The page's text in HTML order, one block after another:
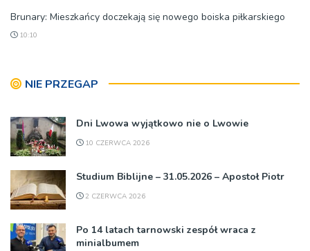
Brunary: Mieszkańcy doczekają się nowego boiska piłkarskiego
10:10
NIE PRZEGAP
Dni Lwowa wyjątkowo nie o Lwowie
10 CZERWCA 2026
Studium Biblijne – 31.05.2026 – Apostoł Piotr
2 CZERWCA 2026
Po 14 latach tarnowski zespół wraca z
minialbumem